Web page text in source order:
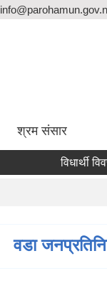
श्रम संसार
विधार्थी
वडा